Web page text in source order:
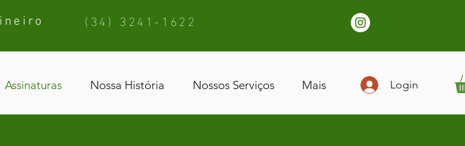
(34) 3241-1622
Assinaturas Nossa História Nossos Serviços Mais Login